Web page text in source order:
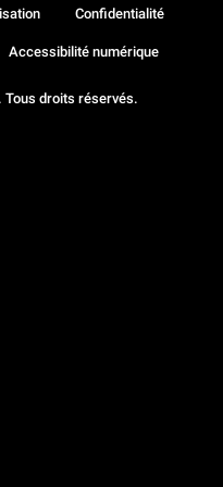
droits réservés.
Confidentialité
Accessibilité numérique